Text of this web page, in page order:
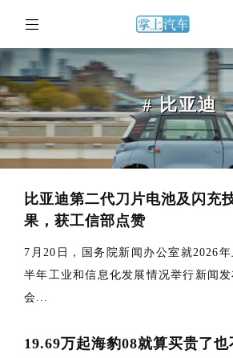
# 比亚迪
比亚迪第二代刀片电池及闪充
果，获工信部点赞
7月20日，国务院新闻办公室就2026年
半年工业和信息化发展情况举行新闻发
会...
19.69万起海豹08就算买贵了也